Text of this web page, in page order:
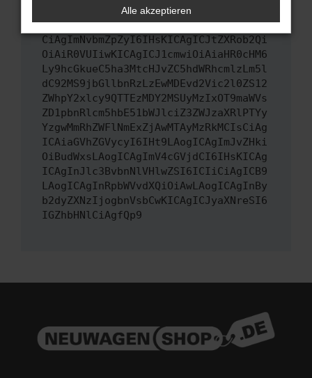
ewogICJuYW1lIjogIk5ldHdvcmtFcnJvciIs
CiAgImNvbmZpZyI6IHsKICAgICJtZXRob2Qi
OiAiR0VUIiwKICAgICJ1cmwiOiAiaHR0cHM6
Ly9hcGkueC5ha3MtcHJvZC5hdWRhcmlzLm5l
dC92MS9jbGllbnRzLzEwMDEvd2Vic2l0ZS12
ZWhpY2xlcy9QTTEzMDY2MSUyMzIxOT9maWVs
ZD1pbnRlcm5hbE51bWJlciZ3ZWJzaXRlPTYy
YzgwMmRhZWFlNmExZjAwMTAyMzRkMCIsCiAg
ICAiaGVhZGVycyI6IHt9LAogICAgImJvZHki
OiBudWxsLAogICAgImV4cGVjdCI6IHsKICAg
ICAgInJlc3BvbnNlVHlwZSI6ICIiCiAgICB9
LAogICAgInRpbWVvdXQiOiAwLAogICAgInBy
b2dyZXNzIjogbnVsbCwKICAgICJyaXNreSI6
IGZhbHNlCiAgfQp9
Alle akzeptieren